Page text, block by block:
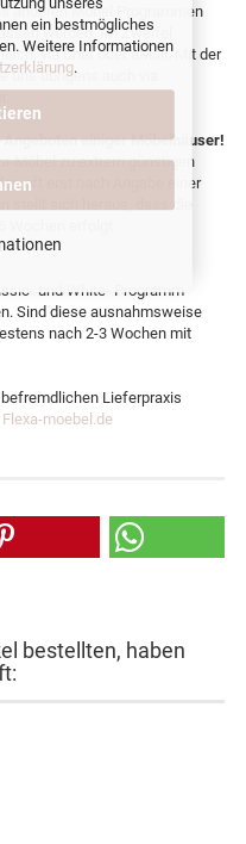
ein bestmögliches
Weitere Informationen
.
anderen Möbel Programmen
werden. Im Zweifel
via Chat oder eMail. Mit der
uns übrigens auch via
einiger Möbelhäuser!
Möbel zu extrem günstigen
oft erst nach Angabe einer
stellt sich heraus, dass die
und White- Programm
Sind diese ausnahmsweise
nach 2-3 Wochen mit
Lieferpraxis
Flexa-moebel.de
bestellten, haben